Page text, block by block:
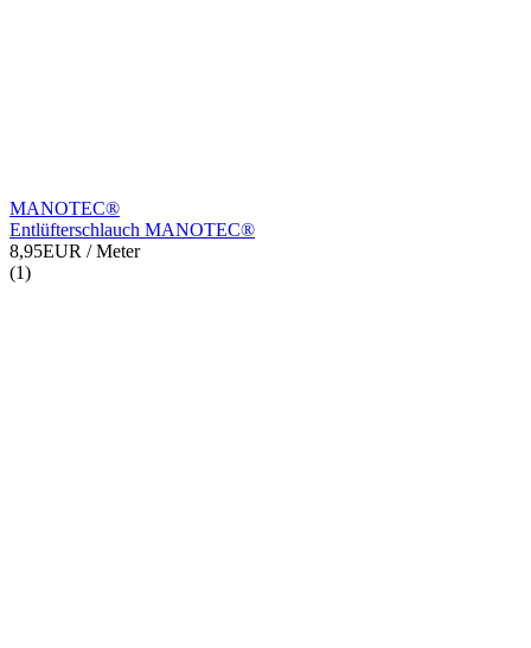
MANOTEC®
Entlüfterschlauch MANOTEC®
8,95EUR / Meter
(1)